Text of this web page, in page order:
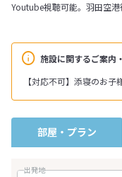
施設に関するご案内
【対応不可】添寝のお
Youtube視聴可能。羽田空
部屋・プラン
出発地